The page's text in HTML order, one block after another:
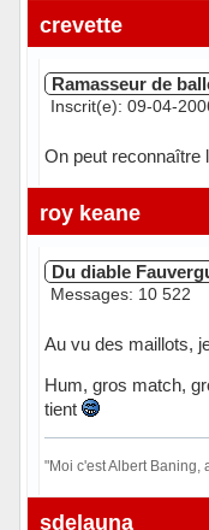
Hors ligne
crevette
Ramasseur de
Inscrit(e): 09-04-
On peut reconnaître
Hors ligne
roy keane
Du diable
Messages: 10 522
Au vu des maillots,
Hum, gros match,
tient
"Moi c'est Albert Baning,
Hors ligne
sdelauna